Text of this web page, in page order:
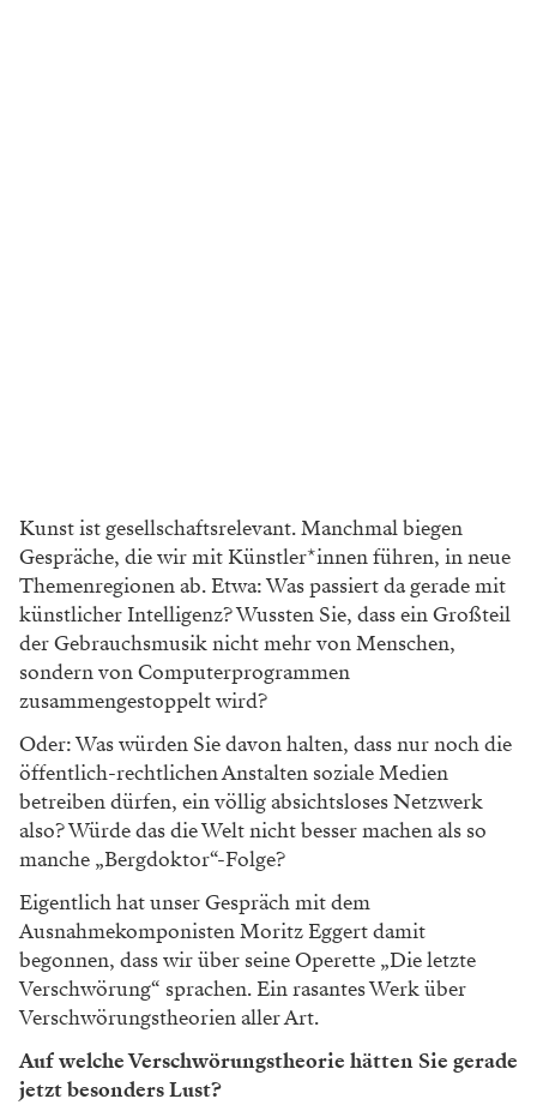
Kunst ist gesellschaftsrelevant. Manchmal biegen
Gespräche, die wir mit Künstler*innen führen, in neue
Themenregionen ab. Etwa: Was passiert da gerade mit
künstlicher Intelligenz? Wussten Sie, dass ein Großteil
der Gebrauchsmusik nicht mehr von Menschen,
sondern von Computerprogrammen
zusammengestoppelt wird?
Oder: Was würden Sie davon halten, dass nur noch die
öffentlich-rechtlichen Anstalten soziale Medien
betreiben dürfen, ein völlig absichtsloses Netzwerk
also? Würde das die Welt nicht besser machen als so
manche „Bergdoktor“-Folge?
Eigentlich hat unser Gespräch mit dem
Ausnahmekomponisten Moritz Eggert damit
begonnen, dass wir über seine Operette „Die letzte
Verschwörung“ sprachen. Ein rasantes Werk über
Verschwörungstheorien aller Art.
Auf welche Verschwörungstheorie hätten Sie gerade
jetzt besonders Lust?